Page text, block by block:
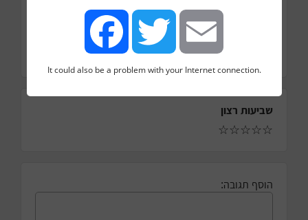
כמה עובדים בחברה
כמה עובדים בדיגיטל מרקטינג
שביעות רצון
☆
☆
☆
☆
☆
הוסף תגובה:
FacebookTwitter Email
It could also be a problem with your Internet connection.